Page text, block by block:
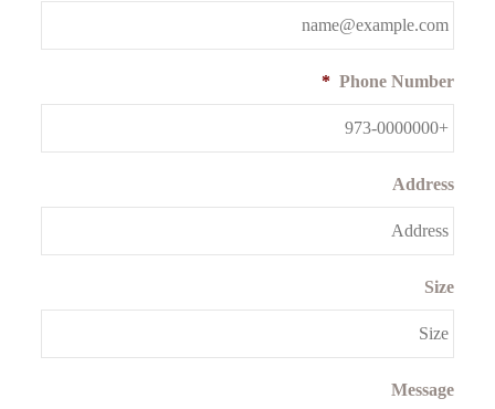
Phone Number
*
Address
Size
Message